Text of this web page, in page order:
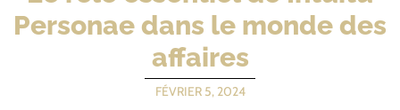
Personae dans le monde des
affaires
FÉVRIER 5, 2024